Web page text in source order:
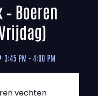
Boeren
3:45 PM - 4:00 PM
vechten